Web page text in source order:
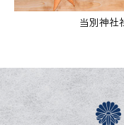
当別神社